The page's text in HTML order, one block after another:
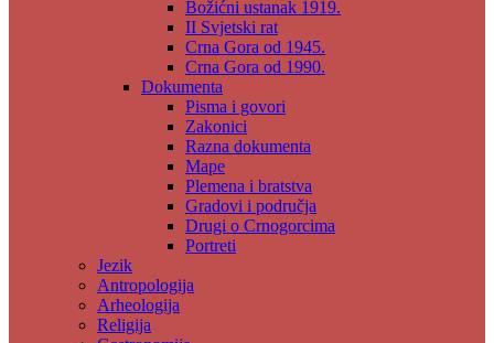
Božićni ustanak 1919.
II Svjetski rat
Crna Gora od 1945.
Crna Gora od 1990.
Dokumenta
Pisma i govori
Zakonici
Razna dokumenta
Mape
Plemena i bratstva
Gradovi i područja
Drugi o Crnogorcima
Portreti
Jezik
Antropologija
Arheologija
Religija